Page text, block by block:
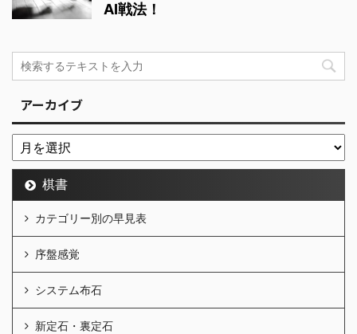
AI戦法！
アーカイブ
棋書
カテゴリー別の早見表
序盤感覚
システム布石
新定石・裏定石